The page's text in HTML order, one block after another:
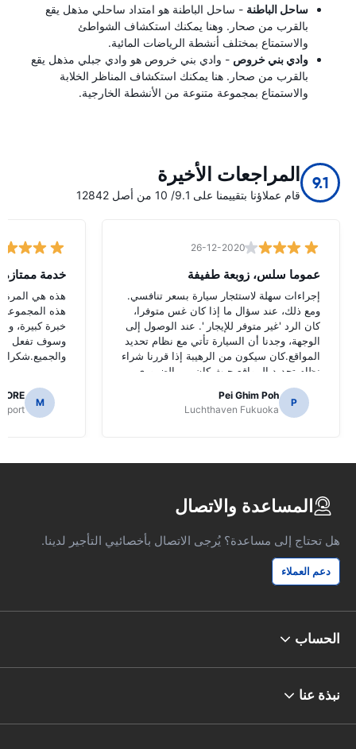
ساحل الباطنة - ساحل الباطنة هو امتداد ساحلي مذهل يقع
بالقرب من صحار. وهنا يمكنك استكشاف الشواطئ
والاستمتاع بمختلف أنشطة الرياضات المائية.
وادي بني خروص - وادي بني خروص هو وادي جبلي مذهل يقع
بالقرب من صحار. هنا يمكنك استكشاف المناظر الخلابة
والاستمتاع بمجموعة متنوعة من الأنشطة الخارجية.
9.1 المراجعات الأخيرة
قام عملاؤنا بتقييمنا على 9.1/ 10 من أصل 12842
26-12-2020
عموما سلس، زوبعة طفيفة
إجراءات سهلة لاستئجار سيارة بسعر تنافسي.
ومع ذلك، عند سؤال ما إذا كان غس متوفرا،
كان الرد 'غير متوفر للإيجار '. عند الوصول إلى
الوجهة، وجدنا أن السيارة تأتي مع نظام تحديد
المواقع.كان سيكون من الرهيبة إذا قررنا شراء
نظام تحديد المواقع حيث كان من الضروري
للتنقل الطرق اليابانية.
P
Pei Ghim Poh
Luchthaven Fukuoka
خدمة ممتازة
هذه هي المرة
هذه
خبرة كبيرة،
وسوف تفعل
والجميع.شكرا
M
المساعدة والاتصال
هل تحتاج إلى مساعدة؟ يُرجى الاتصال بأخصائيي التأجير لدينا.
دعم العملاء
الحساب
نبذة عنا